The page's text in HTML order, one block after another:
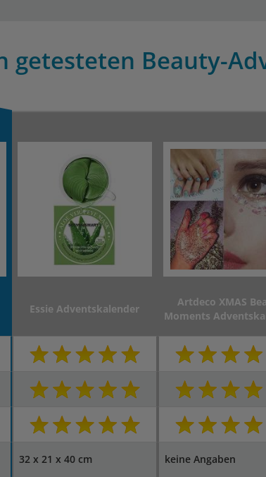
getesteten Beauty-
Essie Adventskalender
Artdeco XMAS
Moments
32 x 21 x 40 cm keine Angaben